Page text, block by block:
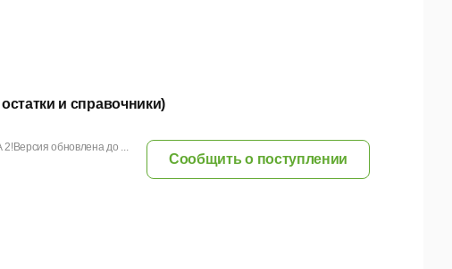
и справочники)
Сообщить о поступлении
обновлена до ...